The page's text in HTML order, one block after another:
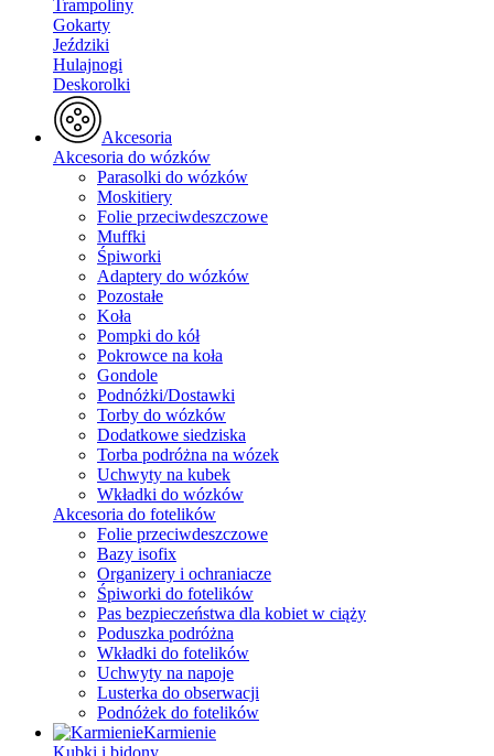
Trampoliny
Gokarty
Jeździki
Hulajnogi
Deskorolki
Akcesoria
Akcesoria do wózków
Parasolki do wózków
Moskitiery
Folie przeciwdeszczowe
Muffki
Śpiworki
Adaptery do wózków
Pozostałe
Koła
Pompki do kół
Pokrowce na koła
Gondole
Podnóżki/Dostawki
Torby do wózków
Dodatkowe siedziska
Torba podróżna na wózek
Uchwyty na kubek
Wkładki do wózków
Akcesoria do fotelików
Folie przeciwdeszczowe
Bazy isofix
Organizery i ochraniacze
Śpiworki do fotelików
Pas bezpieczeństwa dla kobiet w ciąży
Poduszka podróżna
Wkładki do fotelików
Uchwyty na napoje
Lusterka do obserwacji
Podnóżek do fotelików
Karmienie
Kubki i bidony